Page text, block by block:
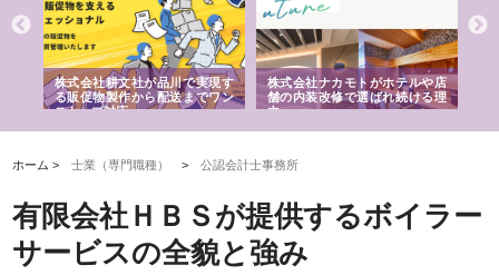
株式会社耕文社が品川で実現す
る販促物製作から配送までワン
ストップ対応
株式会社ナカモトがホテルや店
舗の内装改修で選ばれ続ける理
由
ホーム >士業（専門職種） >公認会計士事務所
有限会社ＨＢＳが提供するボイラー
サービスの全貌と強み